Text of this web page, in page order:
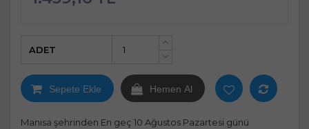
+
ADET
Sepete Ekle Hemen Al
Manisa şehrinden En geç 10 Ağustos Pazartesi günü